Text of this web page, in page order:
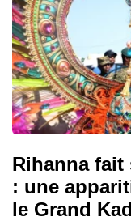
Rihanna fait
: une
le Grand